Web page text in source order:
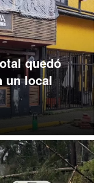
quedó
un local